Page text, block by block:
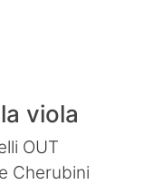
viola
OUT
Cherubini